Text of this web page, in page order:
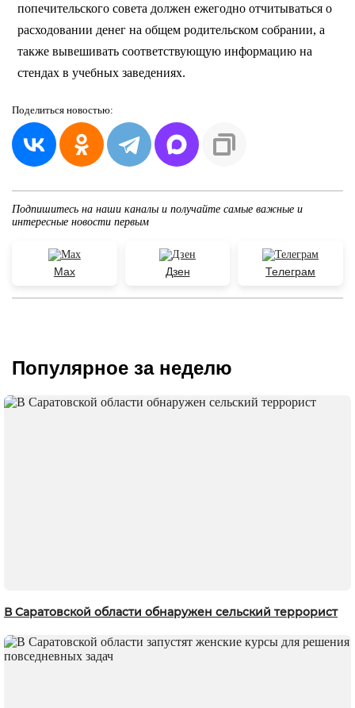
попечительского совета должен ежегодно отчитываться о
расходовании денег на общем родительском собрании, а
также вывешивать соответствующую информацию на
стендах в учебных заведениях.
Поделиться новостью:
Подпишитесь на наши каналы и получайте самые важные и
интересные новости первым
Max Дзен Телеграм
Популярное за неделю
В Саратовской области обнаружен сельский террорист